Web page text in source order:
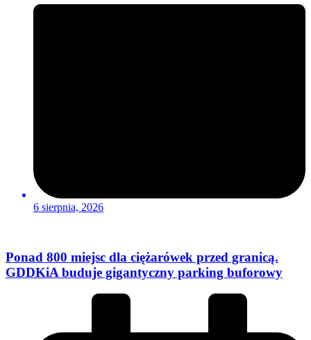
6 sierpnia, 2026
Ponad 800 miejsc dla ciężarówek przed granicą.
GDDKiA buduje gigantyczny parking buforowy